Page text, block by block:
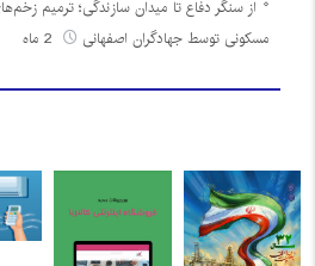
مسکونی توسط جهادگران اصفهانی